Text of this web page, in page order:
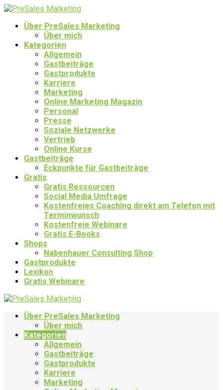
Über PreSales Marketing
Über mich
Kategorien
Allgemein
Gastbeiträge
Gastprodukte
Karriere
Marketing
Online Marketing Magazin
Personal
Presse
Soziale Netzwerke
Vertrieb
Online Kurse
Gastbeiträge
Eckpunkte für Gastbeiträge
Gratis
Gratis Ressourcen
Social Media Umfrage
Kostenfreies Coaching direkt am Telefon mit
Terminwunsch
Kostenfreie Webinare
Gratis E-Books
Shops
Nabenhauer Consulting Shop
Gastprodukte
Lexikon
Gratis Webinare
Über PreSales Marketing
Über mich
Kategorien
Allgemein
Gastbeiträge
Gastprodukte
Karriere
Marketing